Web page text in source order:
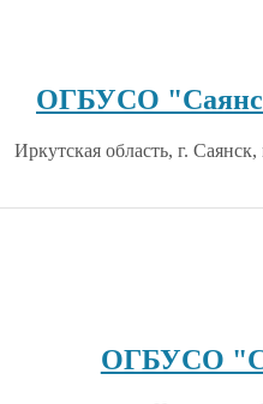
ОГБУСО
Иркутская область, г.
ОГБУСО